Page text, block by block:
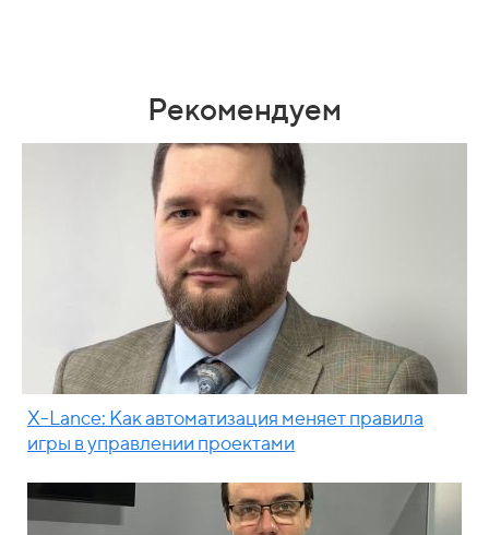
Рекомендуем
X-Lance: Как автоматизация меняет правила
игры в управлении проектами